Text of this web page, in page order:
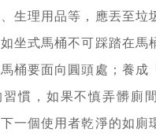
生理用品等，應丟至垃
坐式馬桶不可踩踏在馬
桶要面向圓頭處；養成
習慣，如果不慎弄髒廁
一個使用者乾淨的如廁